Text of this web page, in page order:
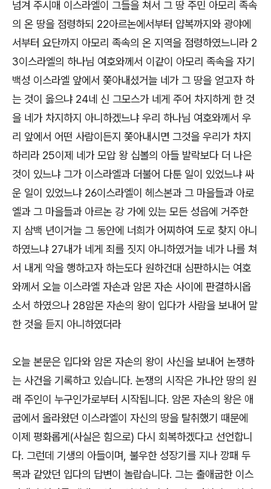
넘겨 주시매 이스라엘이 그들을 쳐서 그 땅 주민 아모리 족속
의 온 땅을 점령하되 22아르논에서부터 얍복까지와 광야에
서부터 요단까지 아모리 족속의 온 지역을 점령하였느니라 2
3이스라엘의 하나님 여호와께서 이같이 아모리 족속을 자기
백성 이스라엘 앞에서 쫓아내셨거늘 네가 그 땅을 얻고자 하
는 것이 옳으냐 24네 신 그모스가 네게 주어 차지하게 한 것
을 네가 차지하지 아니하겠느냐 우리 하나님 여호와께서 우
리 앞에서 어떤 사람이든지 쫓아내시면 그것을 우리가 차지
하리라 25이제 네가 모압 왕 십볼의 아들 발락보다 더 나은
것이 있느냐 그가 이스라엘과 더불어 다툰 일이 있었느냐 싸
운 일이 있었느냐 26이스라엘이 헤스본과 그 마을들과 아로
엘과 그 마을들과 아르논 강 가에 있는 모든 성읍에 거주한
지 삼백 년이거늘 그 동안에 너희가 어찌하여 도로 찾지 아니
하였느냐 27내가 네게 죄를 짓지 아니하였거늘 네가 나를 쳐
서 내게 악을 행하고자 하는도다 원하건대 심판하시는 여호
와께서 오늘 이스라엘 자손과 암몬 자손 사이에 판결하시옵
소서 하였으나 28암몬 자손의 왕이 입다가 사람을 보내어 말
한 것을 듣지 아니하였더라
오늘 본문은 입다와 암몬 자손의 왕이 사신을 보내어 논쟁하
는 사건을 기록하고 있습니다. 논쟁의 시작은 가나안 땅의 원
래 주인이 누구인가로부터 시작됩니다. 암몬 자손의 왕은 애
굽에서 올라왔던 이스라엘이 자신의 땅을 탈취했기 때문에
이제 평화롭게(사실은 힘으로) 다시 회복하겠다고 선언합니
다. 그런데 기생의 아들이며, 불우한 성장기를 지나 깡패 두
목과 같았던 입다의 답변이 놀랍습니다. 그는 출애굽한 이스